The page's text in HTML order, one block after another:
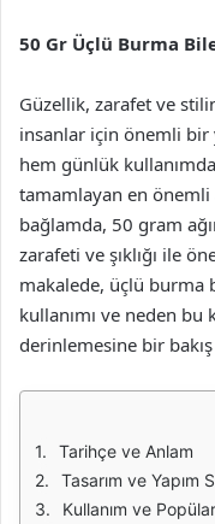
50 Gr Üçlü Burma
Güzellik, zarafet ve
insanlar için önemli bir
hem günlük kullanımda
tamamlayan en önemli
bağlamda, 50 gram
zarafeti ve şıklığı ile
makalede, üçlü burma
kullanımı ve neden
derinlemesine bir bakış
Tarihçe ve Anlam
Tasarım ve Yapım
Kullanım ve